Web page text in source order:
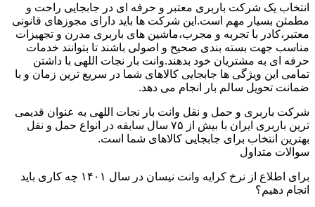
انتخاب یک شرکت باربری معتبر و حرفه ای در جابجایی راحت و
مطمئن بسیار مهم است.این شرکت ها باید دارای مجوزهای قانونی
معتبر،کادر با تجربه و مجرب،ماشین های باربری مدرن و تجهیزات
مناسب جهت بسته بندی صحیح و اصولی باشند تا بتوانند خدمات
حرفه ای به مشتریان خود بدهند.وانت بار نجات اللهی با داشتن
تمامی این ویژگی ها جابجایی کالاهای شما در سریع ترین زمان و با
ضمانت تحویل سالم بار انجام می دهد.
شرکت باربری و حمل و نقل وانت بار نجات اللهی به عنوان قدیمی
ترین باربری ایران با بیش از ۷۵ سال سابقه در انواع حمل و نقل
بهترین انتخاب برای جابجایی کالاهای شما است.
سوالات متداول
برای اطلاع از نرخ کرایه وانت نیسان در سال ۱۴۰۱ چه کاری باید
انجام دهیم؟